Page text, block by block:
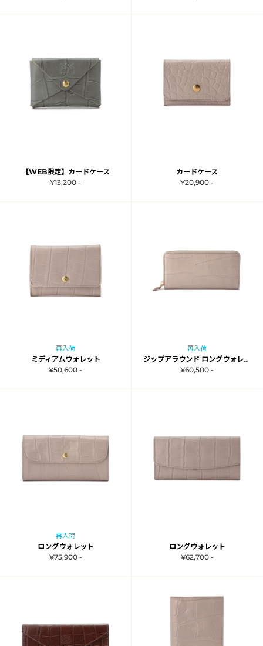
【WEB限定】カードケース
¥13,200 -
カードケース
¥20,900 -
再入荷
ミディアムウォレット
¥50,600 -
再入荷
ジップアラウンド ロングウォレット
¥60,500 -
再入荷
ロングウォレット
¥75,900 -
ロングウォレット
¥62,700 -